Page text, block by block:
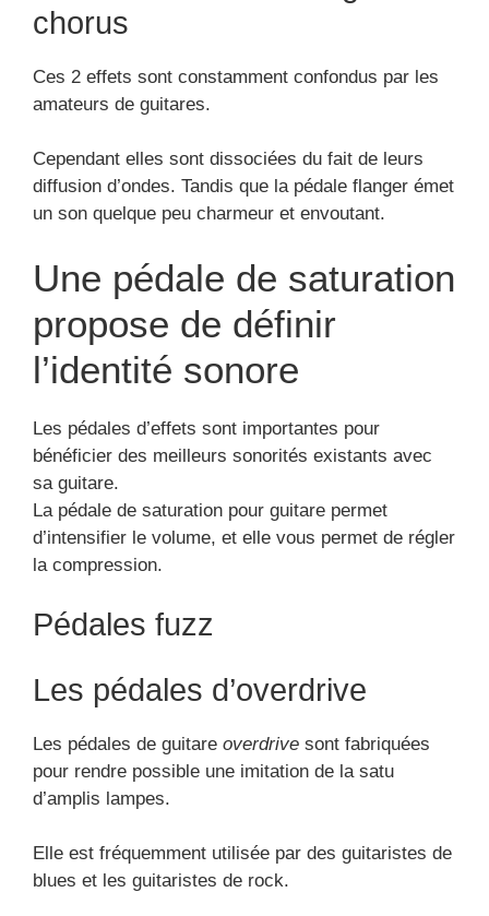
chorus
Ces 2 effets sont constamment confondus par les
amateurs de guitares.
Cependant elles sont dissociées du fait de leurs
diffusion d’ondes. Tandis que la pédale flanger émet
un son quelque peu charmeur et envoutant.
Une pédale de saturation
propose de définir
l’identité sonore
Les pédales d’effets sont importantes pour
bénéficier des meilleurs sonorités existants avec
sa guitare.
La pédale de saturation pour guitare permet
d’intensifier le volume, et elle vous permet de régler
la compression.
Pédales fuzz
Les pédales d’overdrive
Les pédales de guitare overdrive sont fabriquées
pour rendre possible une imitation de la satu
d’amplis lampes.
Elle est fréquemment utilisée par des guitaristes de
blues et les guitaristes de rock.